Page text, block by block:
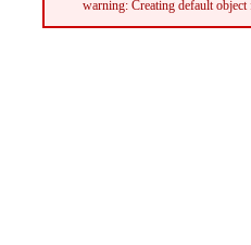
warning: Creating default